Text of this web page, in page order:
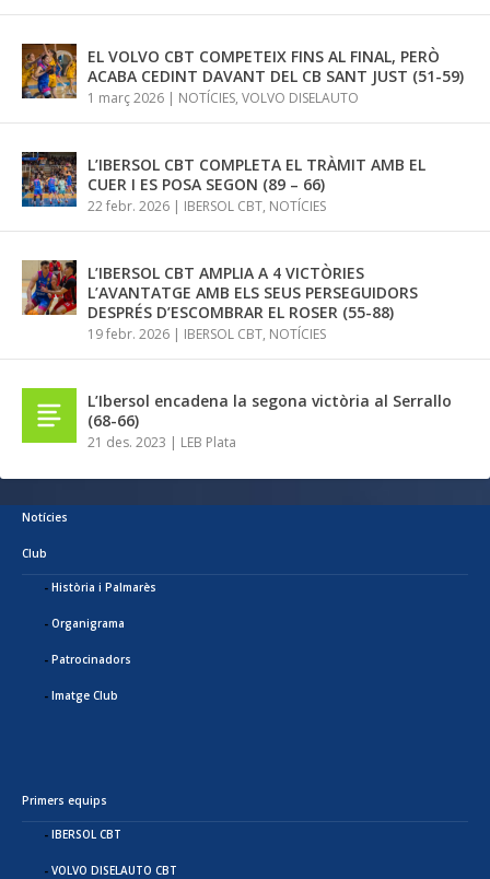
EL VOLVO CBT COMPETEIX FINS AL FINAL, PERÒ
ACABA CEDINT DAVANT DEL CB SANT JUST (51-59)
1 març 2026 | NOTÍCIES, VOLVO DISELAUTO
L’IBERSOL CBT COMPLETA EL TRÀMIT AMB EL
CUER I ES POSA SEGON (89 – 66)
22 febr. 2026 | IBERSOL CBT, NOTÍCIES
L’IBERSOL CBT AMPLIA A 4 VICTÒRIES
L’AVANTATGE AMB ELS SEUS PERSEGUIDORS
DESPRÉS D’ESCOMBRAR EL ROSER (55-88)
19 febr. 2026 | IBERSOL CBT, NOTÍCIES
L’Ibersol encadena la segona victòria al Serrallo
(68-66)
21 des. 2023 | LEB Plata
Notícies
Club
Història i Palmarès
Organigrama
Patrocinadors
Imatge Club
Primers equips
IBERSOL CBT
VOLVO DISELAUTO CBT